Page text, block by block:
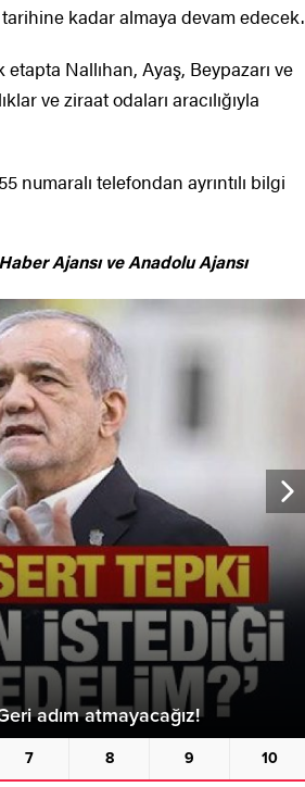
tarihine kadar almaya devam edecek.
Nallıhan, Ayaş, Beypazarı ve
ve ziraat odaları aracılığıyla
numaralı telefondan ayrıntılı bilgi
Ajansı ve Anadolu Ajansı